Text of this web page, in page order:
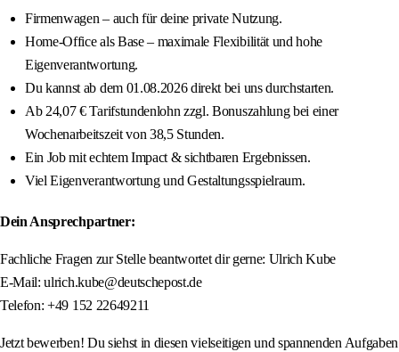
Firmenwagen – auch für deine private Nutzung.
Home-Office als Base – maximale Flexibilität und hohe
Eigenverantwortung.
Du kannst ab dem 01.08.2026 direkt bei uns durchstarten.
Ab 24,07 € Tarifstundenlohn zzgl. Bonuszahlung bei einer
Wochenarbeitszeit von 38,5 Stunden.
Ein Job mit echtem Impact & sichtbaren Ergebnissen.
Viel Eigenverantwortung und Gestaltungsspielraum.
Dein Ansprechpartner:
Fachliche Fragen zur Stelle beantwortet dir gerne: Ulrich Kube
E-Mail: ulrich.kube@deutschepost.de
Telefon: +49 152 22649211
Jetzt bewerben! Du siehst in diesen vielseitigen und spannenden Aufgaben